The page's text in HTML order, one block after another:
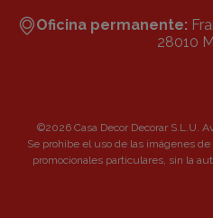
Oficina permanente:
28010
©2026 Casa Decor Decorar S.L.U.
Se prohibe el uso de las imágenes
promocionales particulares, sin la